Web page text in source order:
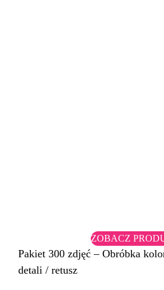
ZOBACZ
Pakiet 300 zdjęć – Obróbka
detali / retusz